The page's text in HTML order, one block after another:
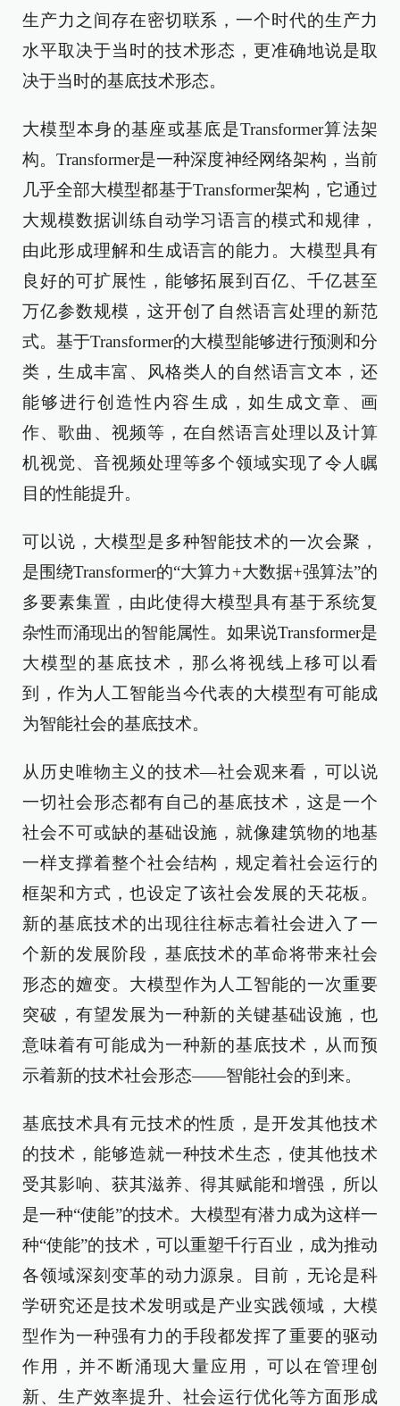
生产力之间存在密切联系，一个时代的生产力
水平取决于当时的技术形态，更准确地说是取
决于当时的基底技术形态。
大模型本身的基座或基底是Transformer算法架
构。Transformer是一种深度神经网络架构，当前
几乎全部大模型都基于Transformer架构，它通过
大规模数据训练自动学习语言的模式和规律，
由此形成理解和生成语言的能力。大模型具有
良好的可扩展性，能够拓展到百亿、千亿甚至
万亿参数规模，这开创了自然语言处理的新范
式。基于Transformer的大模型能够进行预测和分
类，生成丰富、风格类人的自然语言文本，还
能够进行创造性内容生成，如生成文章、画
作、歌曲、视频等，在自然语言处理以及计算
机视觉、音视频处理等多个领域实现了令人瞩
目的性能提升。
可以说，大模型是多种智能技术的一次会聚，
是围绕Transformer的“大算力+大数据+强算法”的
多要素集置，由此使得大模型具有基于系统复
杂性而涌现出的智能属性。如果说Transformer是
大模型的基底技术，那么将视线上移可以看
到，作为人工智能当今代表的大模型有可能成
为智能社会的基底技术。
从历史唯物主义的技术—社会观来看，可以说
一切社会形态都有自己的基底技术，这是一个
社会不可或缺的基础设施，就像建筑物的地基
一样支撑着整个社会结构，规定着社会运行的
框架和方式，也设定了该社会发展的天花板。
新的基底技术的出现往往标志着社会进入了一
个新的发展阶段，基底技术的革命将带来社会
形态的嬗变。大模型作为人工智能的一次重要
突破，有望发展为一种新的关键基础设施，也
意味着有可能成为一种新的基底技术，从而预
示着新的技术社会形态——智能社会的到来。
基底技术具有元技术的性质，是开发其他技术
的技术，能够造就一种技术生态，使其他技术
受其影响、获其滋养、得其赋能和增强，所以
是一种“使能”的技术。大模型有潜力成为这样一
种“使能”的技术，可以重塑千行百业，成为推动
各领域深刻变革的动力源泉。目前，无论是科
学研究还是技术发明或是产业实践领域，大模
型作为一种强有力的手段都发挥了重要的驱动
作用，并不断涌现大量应用，可以在管理创
新、生产效率提升、社会运行优化等方面形成